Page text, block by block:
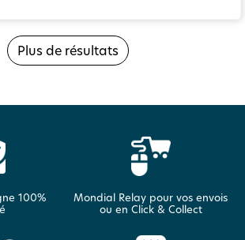
Plus de résultats
100%
Mondial Relay pour vos envois
ou en Click & Collect